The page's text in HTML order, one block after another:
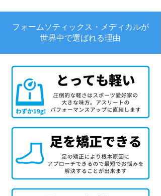
フォームソティックス・メディカルが
世界中で選ばれる理由